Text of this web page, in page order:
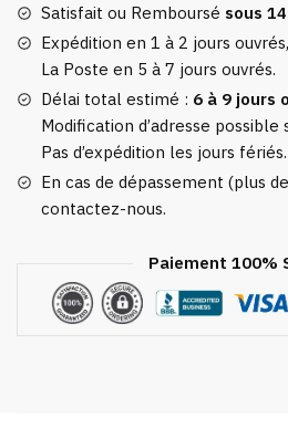
-
Pull
Plaid
Polaire
Homme
Capuche
Satisfait ou Remboursé sous
Expédition en 1 à 2 jours
La Poste en 5 à 7 jours ouvrés.
Délai total estimé : 6 à 9 jours
Modification d’adresse possible
Pas d’expédition les jours fériés.
En cas de dépassement (plus
contactez-nous.
Paiement 100%